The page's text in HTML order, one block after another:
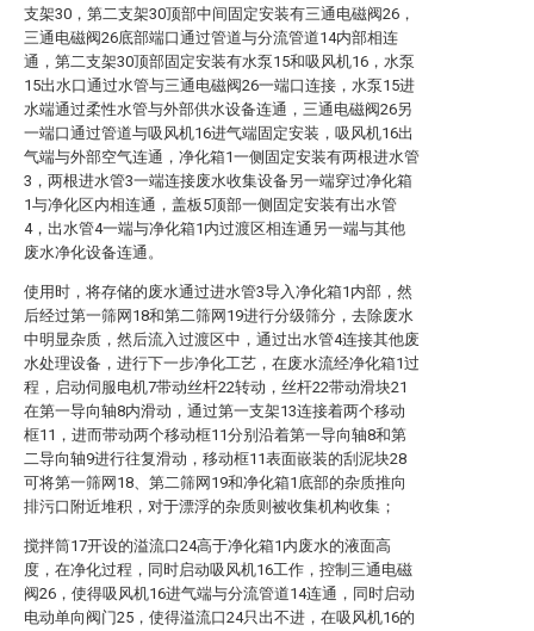
支架30，第二支架30顶部中间固定安装有三通电磁阀26，
三通电磁阀26底部端口通过管道与分流管道14内部相连
通，第二支架30顶部固定安装有水泵15和吸风机16，水泵
15出水口通过水管与三通电磁阀26一端口连接，水泵15进
水端通过柔性水管与外部供水设备连通，三通电磁阀26另
一端口通过管道与吸风机16进气端固定安装，吸风机16出
气端与外部空气连通，净化箱1一侧固定安装有两根进水管
3，两根进水管3一端连接废水收集设备另一端穿过净化箱
1与净化区内相连通，盖板5顶部一侧固定安装有出水管
4，出水管4一端与净化箱1内过渡区相连通另一端与其他
废水净化设备连通。
使用时，将存储的废水通过进水管3导入净化箱1内部，然
后经过第一筛网18和第二筛网19进行分级筛分，去除废水
中明显杂质，然后流入过渡区中，通过出水管4连接其他废
水处理设备，进行下一步净化工艺，在废水流经净化箱1过
程，启动伺服电机7带动丝杆22转动，丝杆22带动滑块21
在第一导向轴8内滑动，通过第一支架13连接着两个移动
框11，进而带动两个移动框11分别沿着第一导向轴8和第
二导向轴9进行往复滑动，移动框11表面嵌装的刮泥块28
可将第一筛网18、第二筛网19和净化箱1底部的杂质推向
排污口附近堆积，对于漂浮的杂质则被收集机构收集；
搅拌筒17开设的溢流口24高于净化箱1内废水的液面高
度，在净化过程，同时启动吸风机16工作，控制三通电磁
阀26，使得吸风机16进气端与分流管道14连通，同时启动
电动单向阀门25，使得溢流口24只出不进，在吸风机16的